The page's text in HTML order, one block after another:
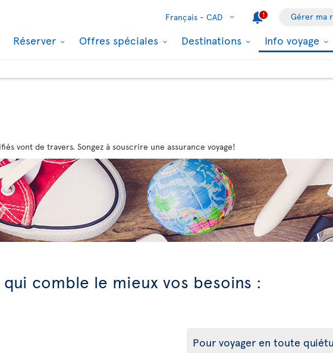
Français - CAD 1 Gérer ma
Réserver Offres spéciales Destinations Info voyage
vont de travers. Songez à souscrire une assurance voyage!
comble le mieux vos besoins :
Pour voyager en toute